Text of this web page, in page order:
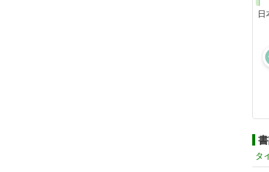
日
タ